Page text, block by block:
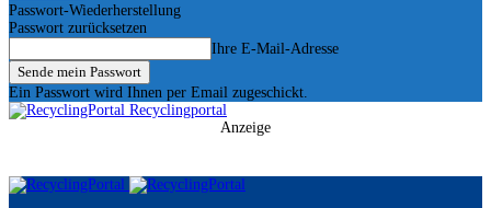
Passwort-Wiederherstellung
Passwort zurücksetzen
Ihre E-Mail-Adresse
Ein Passwort wird Ihnen per Email zugeschickt.
Recyclingportal
Anzeige